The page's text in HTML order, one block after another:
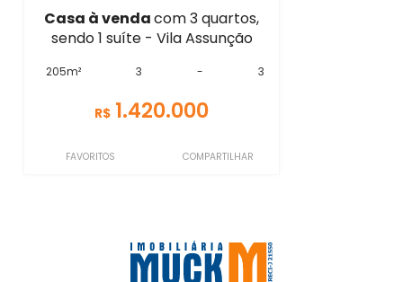
Casa à vendacom 3 quartos,
sendo 1 suíte - Vila Assunção
205m² 3 - 3
R$ 1.420.000
FAVORITOS COMPARTILHAR